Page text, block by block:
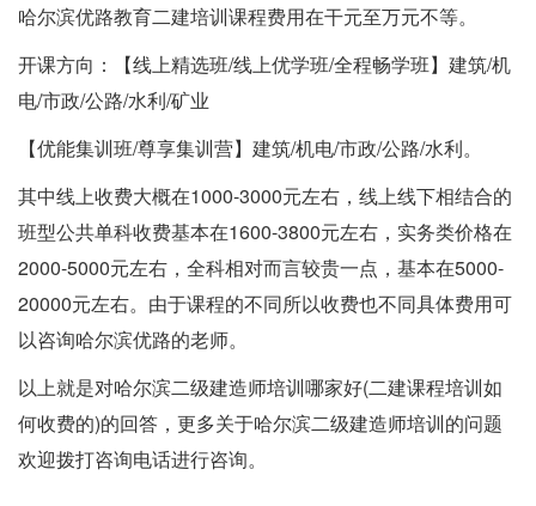
哈尔滨优路教育二建培训课程费用在干元至万元不等。
开课方向：【线上精选班/线上优学班/全程畅学班】建筑/机
电/市政/公路/水利/矿业
【优能集训班/尊享集训营】建筑/机电/市政/公路/水利。
其中线上收费大概在1000-3000元左右，线上线下相结合的
班型公共单科收费基本在1600-3800元左右，实务类价格在
2000-5000元左右，全科相对而言较贵一点，基本在5000-
20000元左右。由于课程的不同所以收费也不同具体费用可
以咨询哈尔滨优路的老师。
以上就是对哈尔滨二级建造师培训哪家好(二建课程培训如
何收费的)的回答，更多关于哈尔滨二级建造师培训的问题
欢迎拨打咨询电话进行咨询。